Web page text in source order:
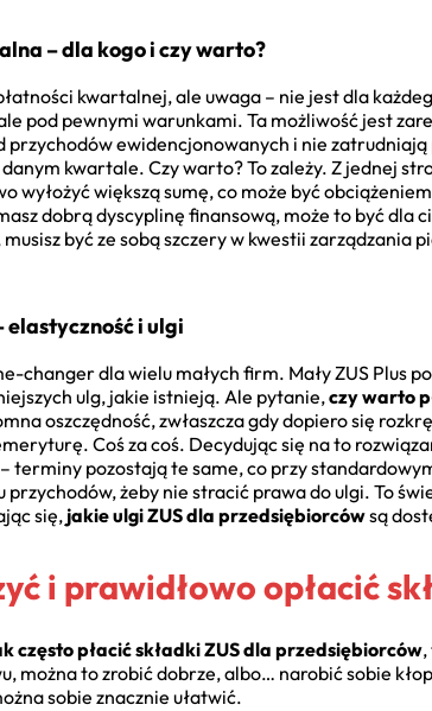
– dla kogo i czy warto?
kwartalnej, ale uwaga – nie jest dla
pod pewnymi warunkami. Ta możliwość jest
przychodów ewidencjonowanych i nie
kwartale. Czy warto? To zależy. Z jednej
wyłożyć większą sumę, co może być
dobrą dyscyplinę finansową, może to być dla
musisz być ze sobą szczery w kwestii zarządzania
elastyczność i ulgi
changer dla wielu małych firm. Mały ZUS Plus
ulg, jakie istnieją. Ale pytanie,czy warto
oszczędność, zwłaszcza gdy dopiero się
Coś za coś. Decydując się na to
– terminy pozostają te same, co przy
żeby nie stracić prawa do ulgi. To
się,jakie ulgi ZUS dla przedsiębiorcówsą
i prawidłowo opłacić
często płacić składki ZUS dla przedsiębiorców
można to zrobić dobrze, albo… narobić sobie
sobie znacznie ułatwić.